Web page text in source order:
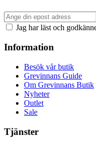
Jag har läst och
Information
Besök vår butik
Grevinnans Guide
Om Grevinnans Butik
Nyheter
Outlet
Sale
Tjänster